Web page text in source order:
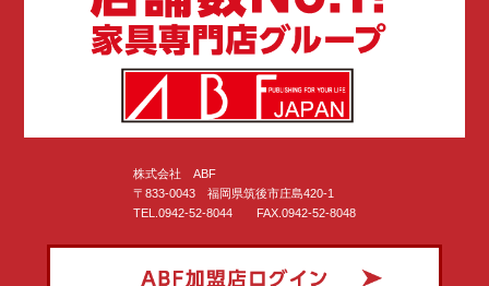
株式会社 ABF
〒833-0043 福岡県筑後市庄島420-1
TEL.0942-52-8044 FAX.0942-52-8048